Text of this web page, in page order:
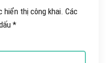
hiển thị công khai. Các
*